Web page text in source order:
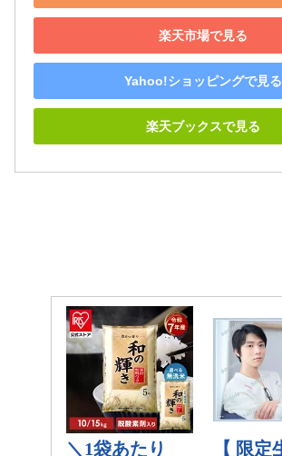
楽天市場で見る
Yahoo!ショッピングで見る
楽天ブックスで見る